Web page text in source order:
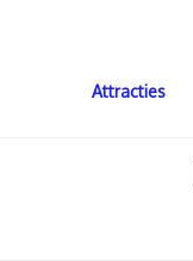
Attracties